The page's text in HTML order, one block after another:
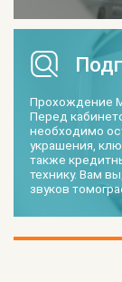
Прохождение
Перед
необходимо
украшения,
также
технику. Вам
звуков